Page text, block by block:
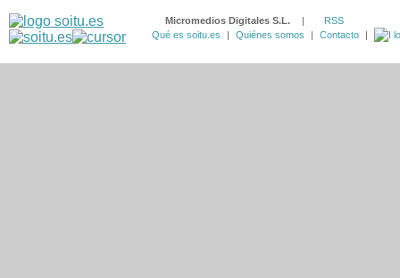
Micromedios Digitales S.L. |
RSS
Qué es soitu.es
| Quiénes somos | Contacto |